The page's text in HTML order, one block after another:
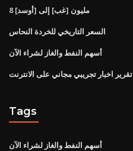
8 مليون [غب] إلى [أوسد]
السعر التاريخي للخردة النحاس
أسهم النفط والغاز لشراء الآن
تقرير اخبار تجريبي مجاني على الانترنت
Tags
أسهم النفط والغاز لشراء الآن